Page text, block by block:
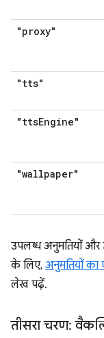
"proxy"
"tts"
"ttsEngine"
"wallpaper"
उपलब्ध अनुमतियों और
के लिए, अनुमतियों का
लेख पढ़ें.
तीसरा चरण: